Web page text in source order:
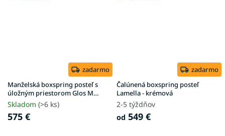
zadarmo
Manželská boxspring posteľ s
úložným priestorom Glos M
180x200 - krémová
Skladom (>6 ks)
575 €
zadarmo
Čalúnená boxspring posteľ
Lamella - krémová
2-5 týždňov
od 549 €